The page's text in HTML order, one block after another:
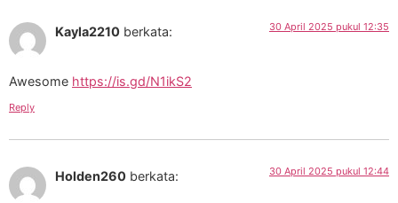
Kayla2210 berkata: 30 April 2025 pukul 12:35
Awesome https://is.gd/N1ikS2
Reply
Holden260 berkata: 30 April 2025 pukul 12:44